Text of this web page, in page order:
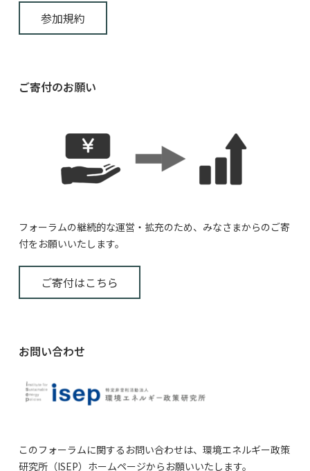
参加規約
ご寄付のお願い
フォーラムの継続的な運営・拡充のため、みなさまからのご寄
付をお願いいたします。
ご寄付はこちら
お問い合わせ
このフォーラムに関するお問い合わせは、環境エネルギー政策
研究所（ISEP）ホームページからお願いいたします。